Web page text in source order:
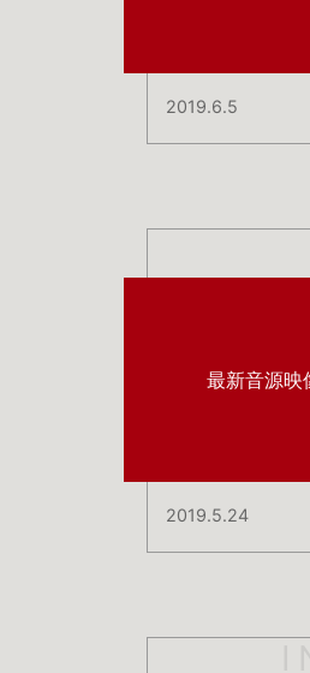
2019.6.5
最新音源映
2019.5.24